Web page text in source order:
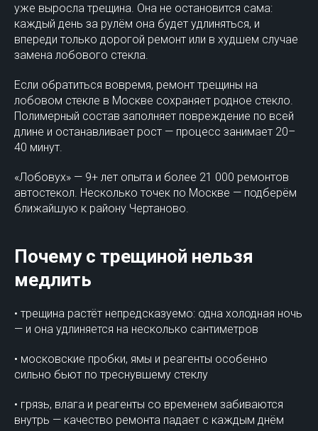
уже выросла трещина. Она не остановится сама:
каждый день за рулём она будет удлиняться, и
впереди только дорогой ремонт или в худшем случае
замена лобового стекла.
Если обратиться вовремя, ремонт трещины на
лобовом стекле в Москве сохраняет родное стекло.
Полимерный состав заполняет повреждение по всей
длине и останавливает рост — процесс занимает 20–
40 минут.
«Лобовух» — 9+ лет опыта и более 21 000 ремонтов
автостекол. Несколько точек по Москве — подберём
ближайшую к району Чертаново.
Почему с трещиной нельзя
медлить
• трещина растёт непредсказуемо: одна холодная ночь
— и она удлиняется на несколько сантиметров
• московские пробки, ямы и реагенты особенно
сильно бьют по треснувшему стеклу
• грязь, влага и реагенты со временем забиваются
внутрь — качество ремонта падает с каждым днём